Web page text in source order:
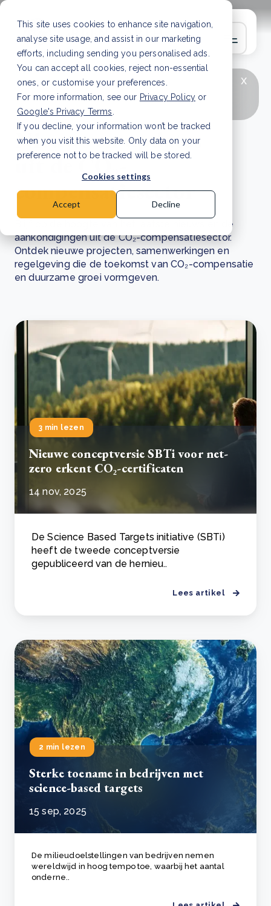
This site uses cookies to enhance site navigation,
analyse site usage, and assist in our marketing
efforts, including sending you personalised ads.
You can accept all cookies, reject non-essential
ones, or customise your preferences.
For more information, see our Privacy Policy or
Google's Privacy Terms
If you decline, your information won’t be tracked
when you visit this website. Only data on your
preference not to be tracked will be stored.
Cookies settings
Accept Decline
x
LAATSTE ARTIKEL
CSRD en uw positie als
leverancier: wat verandert er in 2026?Lees
artikel
Nieuws en updates
uit de CO₂-
compensatiesector
Blijf op de hoogte van het laatste nieuws en de
aankondigingen uit de CO₂-compensatiesector.
Ontdek nieuwe projecten, samenwerkingen en
regelgeving die de toekomst van CO₂-compensatie
en duurzame groei vormgeven.
3 min lezen
Nieuwe conceptversie SBTi voor net-
zero erkent CO₂-certificaten
14 nov, 2025
De Science Based Targets initiative (SBTi)
heeft de tweede conceptversie
gepubliceerd van de hernieu..
Lees artikel
2 min lezen
Sterke toename in bedrijven met
science-based targets
15 sep, 2025
De milieudoelstellingen van bedrijven nemen
wereldwijd in hoog tempo toe, waarbij het aantal
onderne..